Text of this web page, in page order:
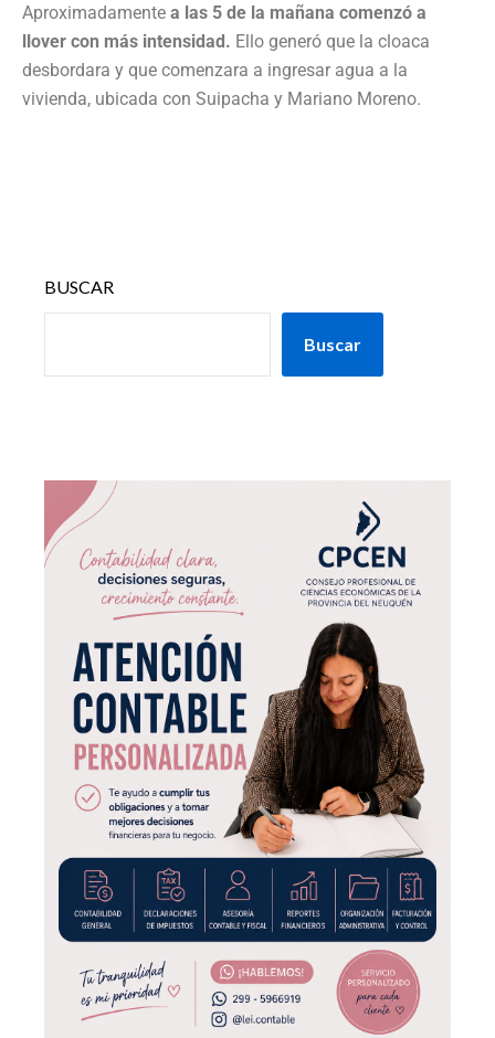
Aproximadamente a las 5 de la mañana comenzó a
llover con más intensidad. Ello generó que la cloaca
desbordara y que comenzara a ingresar agua a la
vivienda, ubicada con Suipacha y Mariano Moreno.
BUSCAR
Buscar